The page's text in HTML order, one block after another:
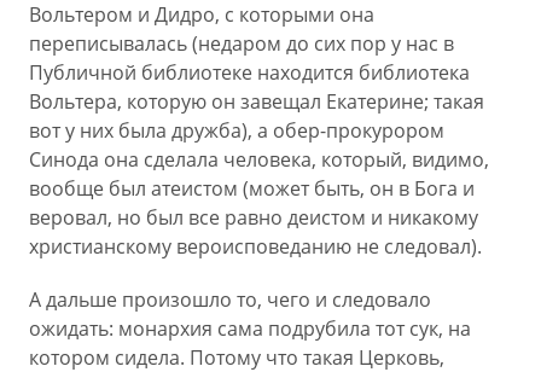
Вольтером и Дидро, с которыми она
переписывалась (недаром до сих пор у нас в
Публичной библиотеке находится библиотека
Вольтера, которую он завещал Екатерине; такая
вот у них была дружба), а обер-прокурором
Синода она сделала человека, который, видимо,
вообще был атеистом (может быть, он в Бога и
веровал, но был все равно деистом и никакому
христианскому вероисповеданию не следовал).
А дальше произошло то, чего и следовало
ожидать: монархия сама подрубила тот сук, на
котором сидела. Потому что такая Церковь,